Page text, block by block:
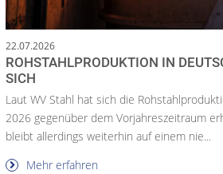
22.07.2026
ROHSTAHLPRODUKTION IN
SICH
Laut WV Stahl hat sich die
2026 gegenüber dem Vorjahreszeitraum
bleibt allerdings weiterhin auf einem nie...
Mehr erfahren